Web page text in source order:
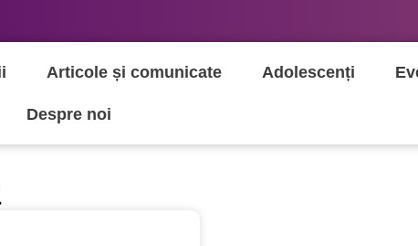
Articole și comunicate Adolescenți
Despre noi